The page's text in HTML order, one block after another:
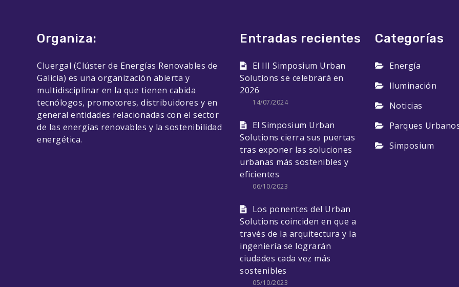
Organiza:
Cluergal (Clúster de Energías Renovables de
Galicia) es una organización abierta y
multidisciplinar en la que tienen cabida
tecnólogos, promotores, distribuidores y en
general entidades relacionadas con el sector
de las energías renovables y la sostenibilidad
energética.
Entradas recientes
El III Simposium Urban
Solutions se celebrará en
2026
14/07/2024
El Simposium Urban
Solutions cierra sus puertas
tras exponer las soluciones
urbanas más sostenibles y
eficientes
06/10/2023
Los ponentes del Urban
Solutions coinciden en que a
través de la arquitectura y la
ingeniería se lograrán
ciudades cada vez más
sostenibles
05/10/2023
Categorías
Energía
Iluminación
Noticias
Parques
Simposium